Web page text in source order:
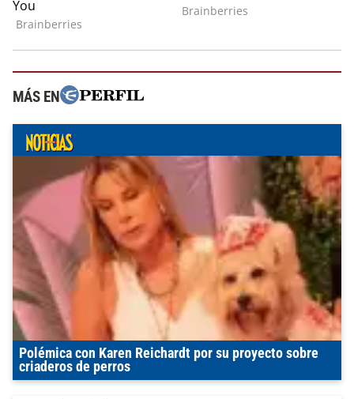
MÁS EN
Polémica con Karen Reichardt por su proyecto sobre
criaderos de perros